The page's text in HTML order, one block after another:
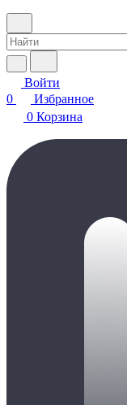
Войти
0
Избранное
0 Корзина